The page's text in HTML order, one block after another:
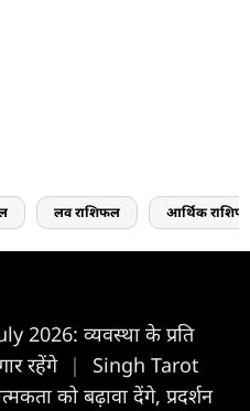
लव राशिफल आर्थिक
2026: व्यवस्था के प्रति
रहेंगे |
Singh Tarot
को बढ़ावा देंगे, प्रदर्शन